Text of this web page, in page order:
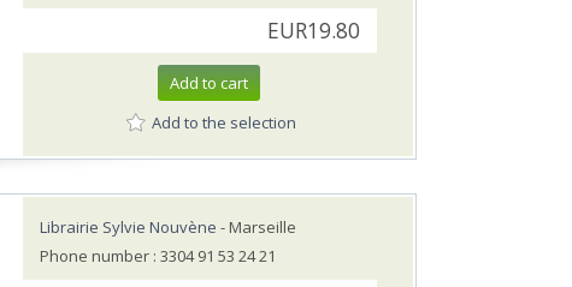
EUR19.80
Add to cart
Add to the selection
Librairie Sylvie Nouvène - Marseille
Phone number : 3304 91 53 24 21